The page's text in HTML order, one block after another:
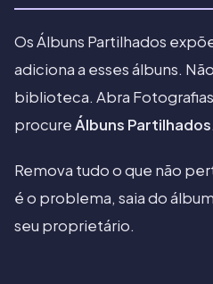
Os Álbuns Partilhados
adiciona a esses álbuns.
biblioteca. Abra
procureÁlbuns Partilhados.
Remova tudo o que não
é o problema, saia do
seu proprietário.